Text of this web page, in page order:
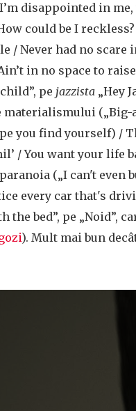
disappointed in
could be I
/ Never had no scare
in no space to
pe jazzista „Hey
materialismului („Big-
you find yourself) /
/ You want your life
(„I can't even
every car that's
the bed”, pe „Noid”,
). Mult mai bun